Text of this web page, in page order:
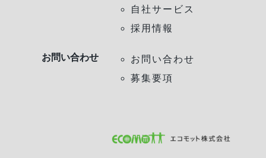
自社サービス
採用情報
お問い合わせ
お問い合わせ
募集要項